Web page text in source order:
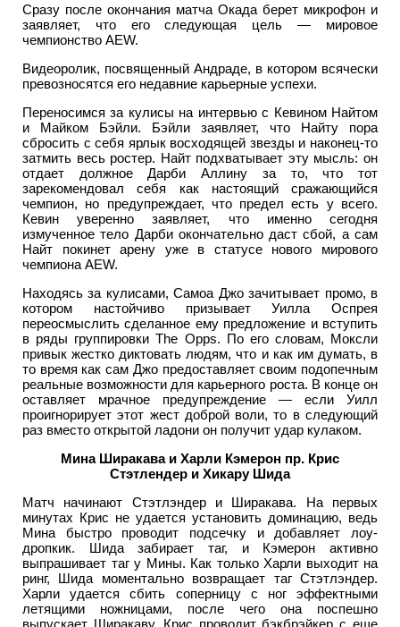
Сразу после окончания матча Окада берет микрофон и
заявляет, что его следующая цель — мировое
чемпионство AEW.
Видеоролик, посвященный Андраде, в котором всячески
превозносятся его недавние карьерные успехи.
Переносимся за кулисы на интервью с Кевином Найтом
и Майком Бэйли. Бэйли заявляет, что Найту пора
сбросить с себя ярлык восходящей звезды и наконец-то
затмить весь ростер. Найт подхватывает эту мысль: он
отдает должное Дарби Аллину за то, что тот
зарекомендовал себя как настоящий сражающийся
чемпион, но предупреждает, что предел есть у всего.
Кевин уверенно заявляет, что именно сегодня
измученное тело Дарби окончательно даст сбой, а сам
Найт покинет арену уже в статусе нового мирового
чемпиона AEW.
Находясь за кулисами, Самоа Джо зачитывает промо, в
котором настойчиво призывает Уилла Оспрея
переосмыслить сделанное ему предложение и вступить
в ряды группировки The Opps. По его словам, Моксли
привык жестко диктовать людям, что и как им думать, в
то время как сам Джо предоставляет своим подопечным
реальные возможности для карьерного роста. В конце он
оставляет мрачное предупреждение — если Уилл
проигнорирует этот жест доброй воли, то в следующий
раз вместо открытой ладони он получит удар кулаком.
Мина Ширакава и Харли Кэмерон пр. Крис
Стэтлендер и Хикару Шида
Матч начинают Стэтлэндер и Ширакава. На первых
минутах Крис не удается установить доминацию, ведь
Мина быстро проводит подсечку и добавляет лоу-
дропкик. Шида забирает таг, и Кэмерон активно
выпрашивает таг у Мины. Как только Харли выходит на
ринг, Шида моментально возвращает таг Стэтлэндер.
Харли удается сбить соперницу с ног эффектными
летящими ножницами, после чего она поспешно
выпускает Ширакаву. Крис проводит бэкбрэйкер с еще